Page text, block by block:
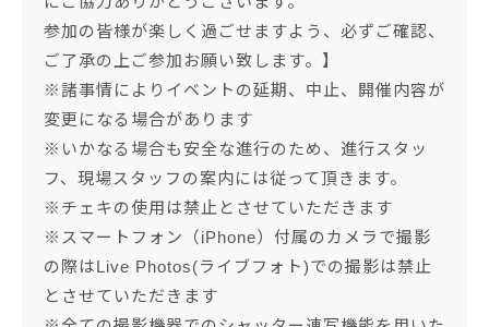
参加の皆様が楽しく過ごせますよう、必ずご確認、
ご了承の上ご参加お願い致します。】
※諸事情によりイベントの延期、中止、開催内容が
変更になる場合があります
※いかなる場合も安全な進行のため、進行スタッ
フ、現場スタッフの案内には従って頂きます。
※チェキの使用は禁止とさせていただきます
※スマートフォン（iPhone）付属のカメラで撮影
の際はLive Photos(ライブフォト)での撮影は禁止
とさせていただきます